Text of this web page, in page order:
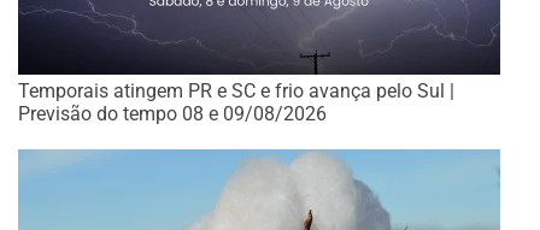
Temporais atingem PR e SC e frio avança pelo Sul |
Previsão do tempo 08 e 09/08/2026